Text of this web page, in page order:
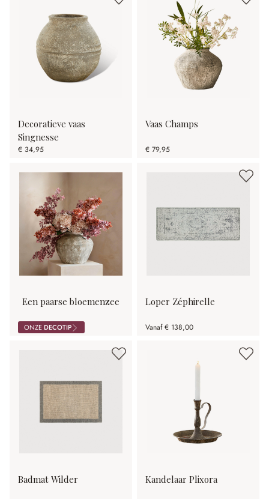
Decoratieve vaas
Singnesse
€ 34,95
Vaas Champs
€ 79,95
ONZEDECOTIP
Een paarse bloemenzee Loper Zéphirelle
Vanaf € 138,00
Badmat Wilder Kandelaar Plixora